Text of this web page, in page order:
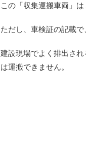
この「収集運搬車両」
ただし、車検証の記載で
建設現場でよく排出され
は運搬できません。